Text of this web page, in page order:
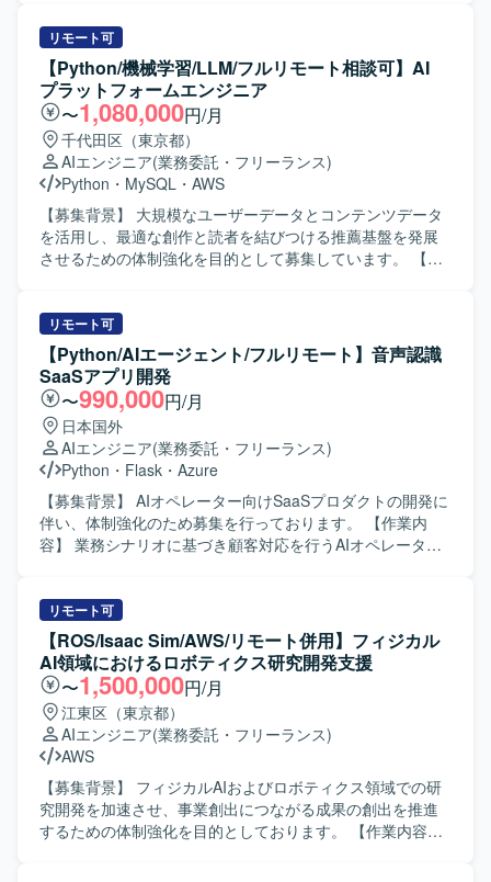
化を行っていただきます。 ・プロダクト内および社内への
AI導入を行っていただきます。 【開発環境】 ・開発言語：
Python、Typescript ・機械学習・統計モデリング：scikit-
learn、LightGBM、pandas、numpy etc. ・クラウドプラッ
トフォーム：Google Cloud Platform ・分析基盤：BigQuery
・アプリケーション：Next.js、FastAPI ・構成管理ツー
ル：Terraform、Cloud Build ・データモデリング：
Dataform ・データビジュアライゼーション：
Metabase/Redash ・その他：Docker、GitHub、Slack、
Github Copilot etc.
リモート可
【Python/機械学習/LLM/フルリモート相談可】AI
プラットフォームエンジニア
〜1,080,000円/月
千代田区（東京都）
AIエンジニア(業務委託・フリーランス)
Python ・ MySQL ・ AWS
【募集背景】 大規模なユーザーデータとコンテンツデータ
を活用し、最適な創作と読者を結びつける推薦基盤を発展
させるための体制強化を目的として募集しています。 【作
ンテンツの特徴量を抽出するデータ処理基盤を設計・運用
します。 LLMや埋め込み技術を用いてコンテンツ理解およ
び検索の基盤を設計・運用します。 推論パイプラインや
LLM・機械学習モデルの開発および運用体制（LLMOps /
MLOps）の仕組みを設計し、継続的に改善します。 ユーザ
ー行動とコンテンツ情報に基づく推薦エンジンの開発・改
善を行います。 コンテンツ分類の仕組みと記事評価機能の
開発・改善を行い、その運用をチームとして支援します。
信頼性・安全性向上のため、悪意ある行動を検知しLLMで
判定するフィルタリング機能を開発します。 既存の機械学
習基盤を最新技術に更新し、性能およびコストの改善を図
ジョン・バリューに共感し、その実現に主体的に取り組め
る方を求めています。 新しい技術への感度が高く、プロダ
クト品質向上にこだわりを持って取り組める方を歓迎しま
す。 環境変化に柔軟に対応し、建設的な議論を推進できる
方を求めています。 計測と実験を重視し、データドリブン
に意思決定できる方に適したポジションです。 技術以外の
要素も含む複雑なビジネス課題に対して前向きに取り組
み、解決を楽しめるマインドをお持ちの方を歓迎します。
生成AIの最新技術を積極的に取り込み、基盤の継続的な改
善に強い興味をお持ちの方を求めています。 【ポジション
の魅力】 多様なコンテンツとコミュニティから生まれるユ
リモート可
【Python/AIエージェント/フルリモート】音声認識
SaaSアプリ開発
〜990,000円/月
日本国外
AIエンジニア(業務委託・フリーランス)
Python ・ Flask ・ Azure
【募集背景】 AIオペレーター向けSaaSプロダクトの開発に
伴い、体制強化のため募集を行っております。 【作業内
容】 業務シナリオに基づき顧客対応を行うAIオペレーター
ェント開発を通じて最適な対話フローを構築していただき
ます。また、AIエージェントのタスク分解やツール連携、
ワークフロー設計、エージェント精度向上のための評価指
標設計や改善サイクル設計、RAG最適化などにも携わって
いただきます。 【求める人物像】 生成AIやLLM技術への関
心が高く、新しい技術要素を自らキャッチアップしながら
プロダクトに取り込んでいける方を求めております。チー
ムメンバーと協調しつつも、自走的に課題を発見し解決へ
と導ける方を歓迎いたします。 【ポジションの魅力】 音声
認識とAIエージェント技術を組み合わせたSaaSプロダクト
の中核に関わることができ、LLM連携やRAG最適化など先
リモート可
【ROS/Isaac Sim/AWS/リモート併用】フィジカル
AI領域におけるロボティクス研究開発支援
〜1,500,000円/月
江東区（東京都）
AIエンジニア(業務委託・フリーランス)
AWS
【募集背景】 フィジカルAIおよびロボティクス領域での研
究開発を加速させ、事業創出につながる成果の創出を推進
するための体制強化を目的としております。 【作業内容】